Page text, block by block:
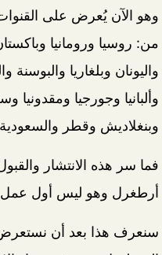
وهو الآن يُعرض على
من: روسيا ورومانيا
واليونان وبلغاريا
وألبانيا وجورجيا ومقدونيا
وبنغلاديش وقطر
فما سر هذه الانتشار
أرطغرل وهو ليس أول عمل
سنعرف هذا بعد أن